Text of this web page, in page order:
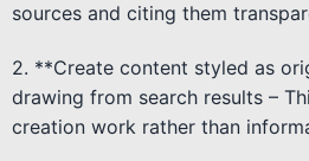
sources and citing them
2. **Create content styled as
drawing from search results –
creation work rather than